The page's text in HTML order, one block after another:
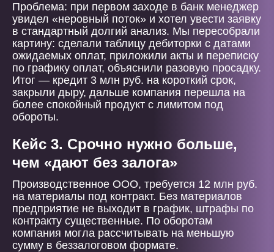
Проблема: при первом заходе в банк менеджер
увидел «неровный поток» и хотел увести заявку
в стандартный долгий анализ. Мы пересобрали
картину: сделали таблицу дебиторки с датами
ожидаемых оплат, приложили акты и переписку
по графику оплат, объяснили разовую просадку.
Итог — кредит 3 млн руб. на короткий срок,
закрыли дыру, дальше компания перешла на
более спокойный продукт с лимитом под
обороты.
Кейс 3. Срочно нужно больше,
чем «дают без залога»
Производственное ООО, требуется 12 млн руб.
на материалы под контракт. Без материалов
предприятие не выходит в график, штрафы по
контракту существенные. По оборотам
компания могла рассчитывать на меньшую
сумму в беззалоговом формате.